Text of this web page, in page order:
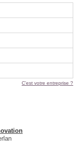
C'est votre entreprise ?